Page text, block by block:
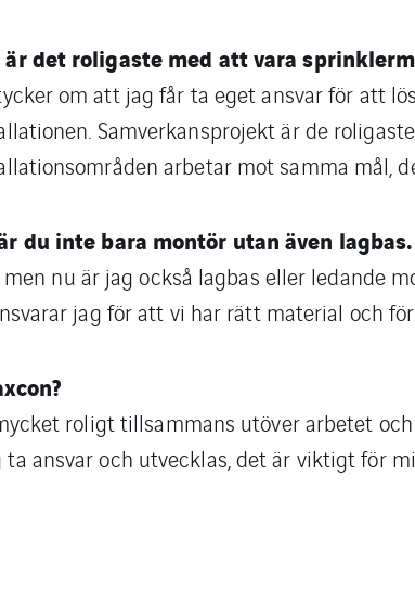
är det roligaste med att vara
om att jag får ta eget ansvar för att
Samverkansprojekt är de
arbetar mot samma mål,
du inte bara montör utan även
nu är jag också lagbas eller ledande
jag för att vi har rätt material och
roligt tillsammans utöver arbetet
ansvar och utvecklas, det är viktigt för